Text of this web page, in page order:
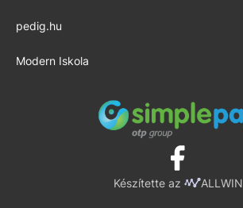
pedig.hu
Modern Iskola
Készítette az ALLWIN